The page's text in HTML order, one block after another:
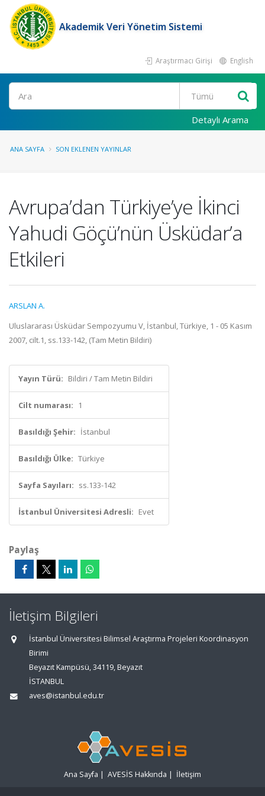
Akademik Veri Yönetim Sistemi
Araştırmacı Girişi English
Ara
Detaylı Arama
ANA SAYFA SON EKLENEN YAYINLAR
Avrupa’dan Türkiye’ye İkinci
Yahudi Göçü’nün Üsküdar’a
Etkileri
ARSLAN A.
Uluslararası Üsküdar Sempozyumu V, İstanbul, Türkiye, 1 - 05 Kasım
2007, cilt.1, ss.133-142, (Tam Metin Bildiri)
Yayın Türü: Bildiri / Tam Metin Bildiri
Cilt numarası: 1
Basıldığı Şehir: İstanbul
Basıldığı Ülke: Türkiye
Sayfa Sayıları: ss.133-142
İstanbul Üniversitesi Adresli: Evet
Paylaş
İletişim Bilgileri
İstanbul Üniversitesi Bilimsel Araştırma Projeleri Koordinasyon
Birimi
Beyazıt Kampüsü, 34119, Beyazıt
İSTANBUL
aves@istanbul.edu.tr
Ana Sayfa | AVESİS Hakkında | İletişim